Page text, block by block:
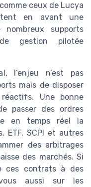
ceux de Lucya
en avant une
supports
gestion pilotée
l’enjeu n’est pas
mais de disposer
réactifs. Une bonne
passer des ordres
en temps réel la
ETF, SCPI et autres
des arbitrages
des marchés. Si
ces contrats à des
aussi sur les